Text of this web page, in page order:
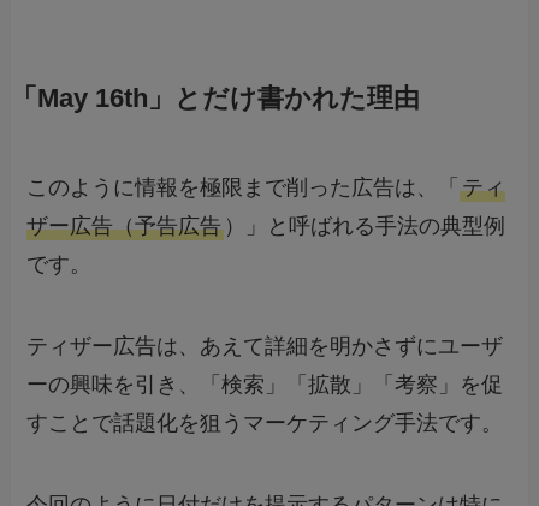
「May 16th」とだけ書かれた理由
このように情報を極限まで削った広告は、「ティ
ザー広告（予告広告 ）」と呼ばれる手法の典型例
です。
ティザー広告は、あえて詳細を明かさずにユーザ
ーの興味を引き、「検索」「拡散」「考察」を促
すことで話題化を狙うマーケティング手法です。